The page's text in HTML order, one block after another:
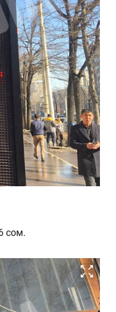
сом.